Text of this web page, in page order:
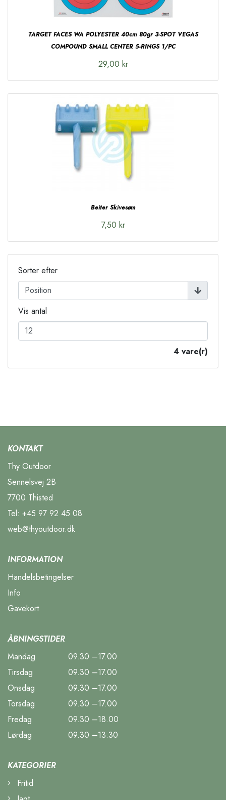
TARGET FACES WA POLYESTER 40cm 80gr 3-SPOT VEGAS
COMPOUND SMALL CENTER 5-RINGS 1/PC
29,00 kr
Beiter Skivesøm
7,50 kr
Sorter efter
Vis antal
4 vare(r)
KONTAKT
Thy Outdoor
Sennelsvej 2B
7700 Thisted
Tel: +45 97 92 45 08
web@thyoutdoor.dk
INFORMATION
Handelsbetingelser
Info
Gavekort
ÅBNINGSTIDER
Mandag
09.30 –17.00
Tirsdag
09.30 –17.00
Onsdag
09.30 –17.00
Torsdag
09.30 –17.00
Fredag
09.30 –18.00
Lørdag
09.30 –13.30
KATEGORIER
Fritid